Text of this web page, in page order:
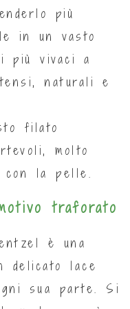
più
in un vasto
più vivaci a
naturali e
filato
molto
la pelle.
traforato
è una
delicato lace
sua parte. Si